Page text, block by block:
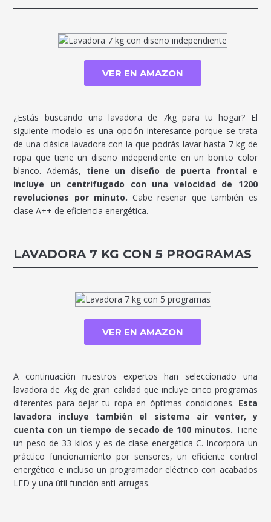
VER EN AMAZON
¿Estás buscando una lavadora de 7kg para tu hogar? El
siguiente modelo es una opción interesante porque se trata
de una clásica lavadora con la que podrás lavar hasta 7 kg de
ropa que tiene un diseño independiente en un bonito color
blanco. Además, tiene un diseño de puerta frontal e
incluye un centrifugado con una velocidad de 1200
revoluciones por minuto. Cabe reseñar que también es
clase A++ de eficiencia energética.
LAVADORA 7 KG CON 5 PROGRAMAS
VER EN AMAZON
A continuación nuestros expertos han seleccionado una
lavadora de 7kg de gran calidad que incluye cinco programas
diferentes para dejar tu ropa en óptimas condiciones. Esta
lavadora incluye también el sistema air venter, y
cuenta con un tiempo de secado de 100 minutos. Tiene
un peso de 33 kilos y es de clase energética C. Incorpora un
práctico funcionamiento por sensores, un eficiente control
energético e incluso un programador eléctrico con acabados
LED y una útil función anti-arrugas.